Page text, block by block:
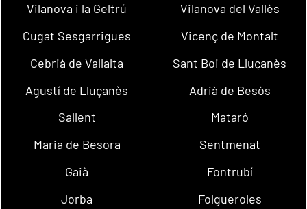
Vilanova i la Geltrú
Vilanova del Vallès
Cugat Sesgarrigues
Vicenç de Montalt
Cebrià de Vallalta
Sant Boi de Lluçanès
Agustí de Lluçanès
Adrià de Besòs
Sallent
Mataró
Maria de Besora
Sentmenat
Gaià
Fontrubí
Jorba
Folgueroles